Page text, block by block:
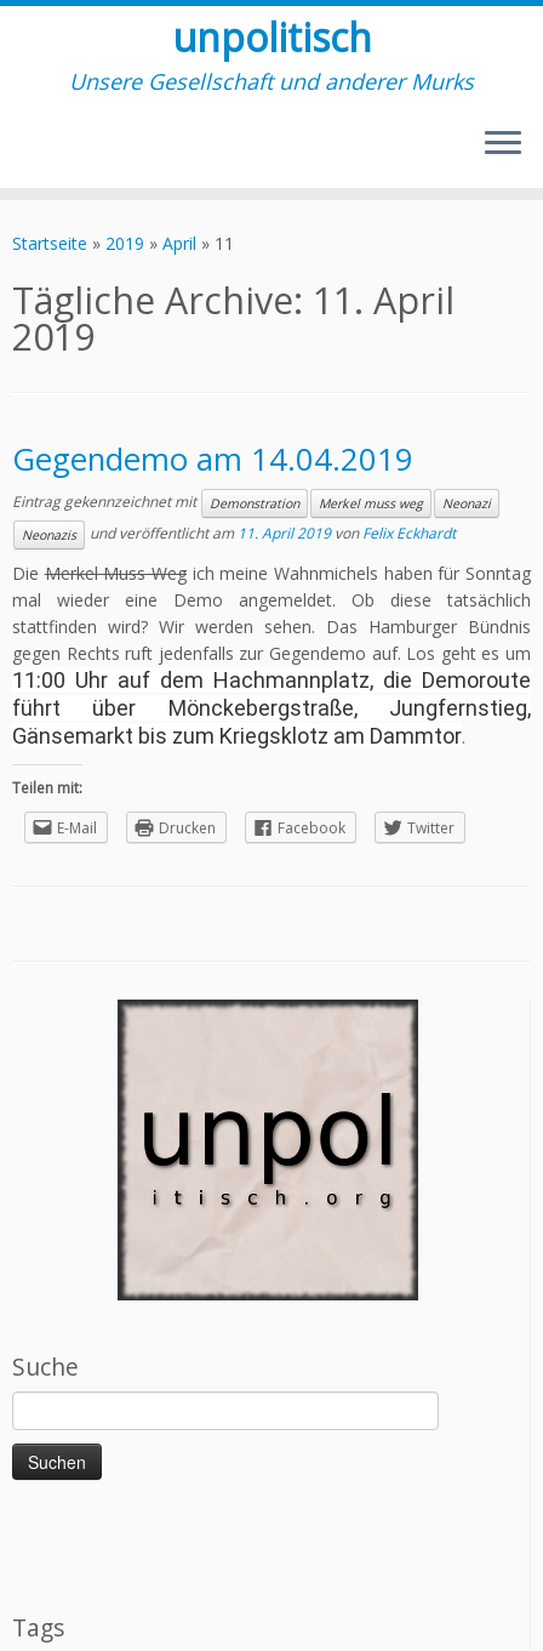
Inhalt
unpolitisch
Unsere Gesellschaft und anderer Murks
Startseite » 2019 » April » 11
Tägliche Archive: 11. April
2019
Gegendemo am 14.04.2019
Eintrag gekennzeichnet mit Demonstration Merkel muss weg
Neonazi
Neonazis
und veröffentlicht am 11. April 2019 vonFelix Eckhardt
DieMerkel Muss Weg ich meine Wahnmichels haben für Sonntag
mal wieder eine Demo angemeldet. Ob diese tatsächlich
stattfinden wird? Wir werden sehen. Das Hamburger Bündnis
gegen Rechts ruft jedenfalls zur Gegendemo auf. Los geht es um
11:00 Uhr auf dem Hachmannplatz, die Demoroute
führt über Mönckebergstraße, Jungfernstieg,
Gänsemarkt bis zum Kriegsklotz am Dammtor.
Teilen mit:
E-Mail
Drucken Facebook Twitter
Suche
Suchen
nach:
Tags